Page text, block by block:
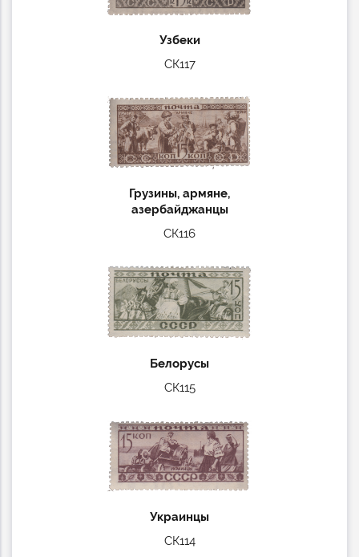
Узбеки
СК117
Грузины, армяне,
азербайджанцы
СК116
Белорусы
СК115
Украинцы
СК114